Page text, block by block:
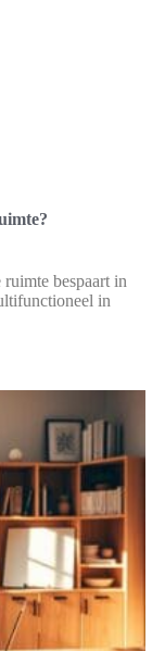
bespaart in
in